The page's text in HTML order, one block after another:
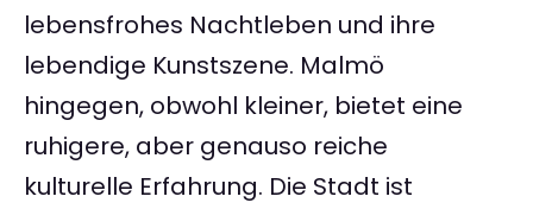
lebensfrohes Nachtleben und ihre
lebendige Kunstszene. Malmö
hingegen, obwohl kleiner, bietet eine
ruhigere, aber genauso reiche
kulturelle Erfahrung. Die Stadt ist